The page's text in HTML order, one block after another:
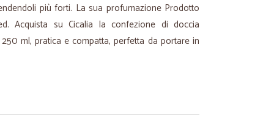
più forti. La sua profumazione Prodotto
Acquista su Cicalia la confezione di doccia
ml, pratica e compatta, perfetta da portare in